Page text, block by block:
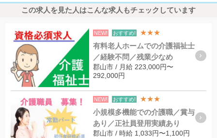
この求人を見た人はこんな求人もチェックしています
NEW! おすすめ! ★★★
有料老人ホームでの介護福祉士
／経験不問／残業少なめ
郡山市 / 月給 223,000円〜
292,000円
NEW! おすすめ! ★★★
小規模多機能での介護職／賞与
あり／正社員登用実績あり
郡山市 / 時給 1,033円〜1,100円